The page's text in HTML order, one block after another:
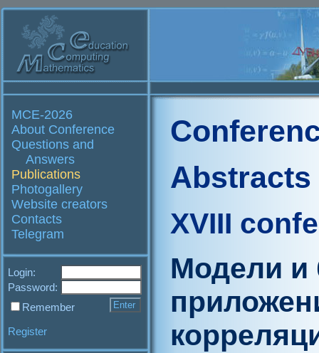
MCE-2026
About Conference
Questions and
Answers
Publications
Photogallery
Website creators
Contacts
Telegram
Login:
Password:
Remember
Register
Abstracts
XVIII
Модели и